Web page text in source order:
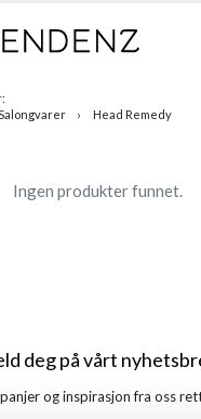
Head Remedy
Ingen produkter funnet.
deg på vårt
og inspirasjon fra oss